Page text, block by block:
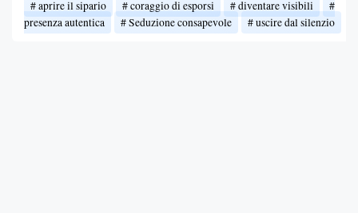
aprire il sipario coraggio di esporsi
diventare visibili
presenza autentica
Seduzione consapevole uscire dal silenzio